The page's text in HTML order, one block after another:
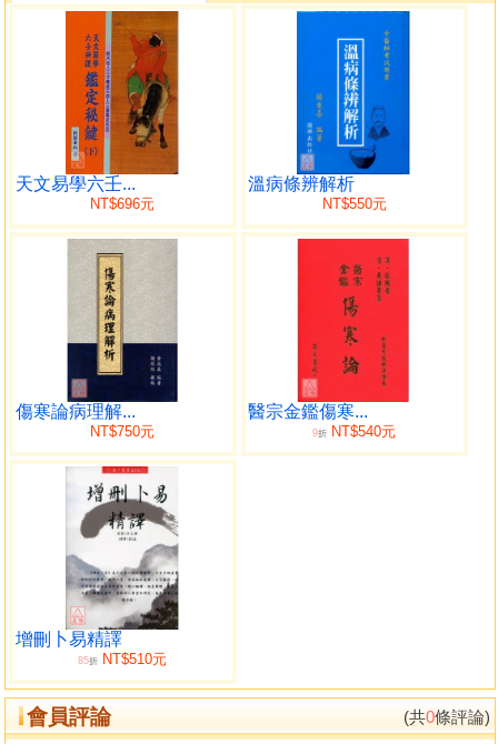
天文易學六壬...
NT$696元
溫病條辨解析
NT$550元
傷寒論病理解...
NT$750元
醫宗金鑑傷寒...
9折 NT$540元
增刪卜易精譯
85折 NT$510元
會員評論 (共0條評論)